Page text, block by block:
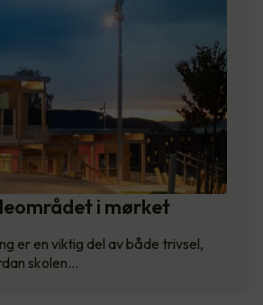
i mørket
er en viktig del av både trivsel,
skolen…